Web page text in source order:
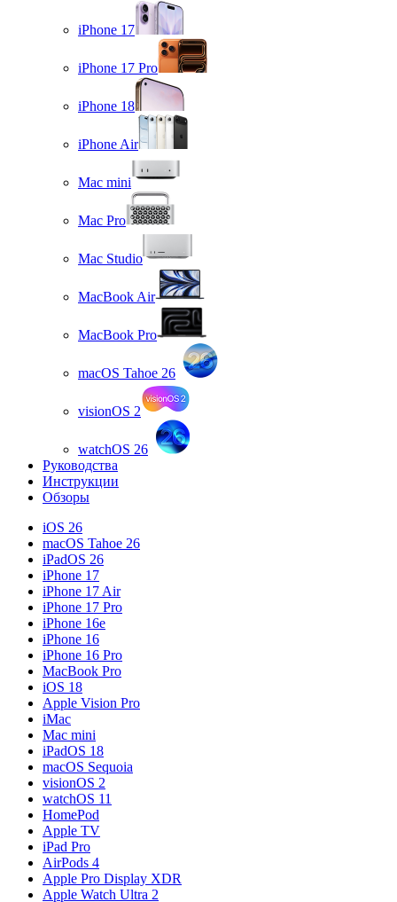
iPhone 17
iPhone 17 Pro
iPhone 18
iPhone Air
Mac mini
Mac Pro
Mac Studio
MacBook Air
MacBook Pro
macOS Tahoe 26
visionOS 2
watchOS 26
Руководства
Инструкции
Обзоры
iOS 26
macOS Tahoe 26
iPadOS 26
iPhone 17
iPhone 17 Air
iPhone 17 Pro
iPhone 16e
iPhone 16
iPhone 16 Pro
MacBook Pro
iOS 18
Apple Vision Pro
iMac
Mac mini
iPadOS 18
macOS Sequoia
visionOS 2
watchOS 11
HomePod
Apple TV
iPad Pro
AirPods 4
Apple Pro Display XDR
Apple Watch Ultra 2